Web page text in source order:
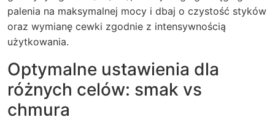
palenia na maksymalnej mocy i dbaj o czystość styków
oraz wymianę cewki zgodnie z intensywnością
użytkowania.
Optymalne ustawienia dla
różnych celów: smak vs
chmura